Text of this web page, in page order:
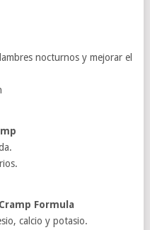
nocturnos y mejorar el
Formula
calcio y potasio.